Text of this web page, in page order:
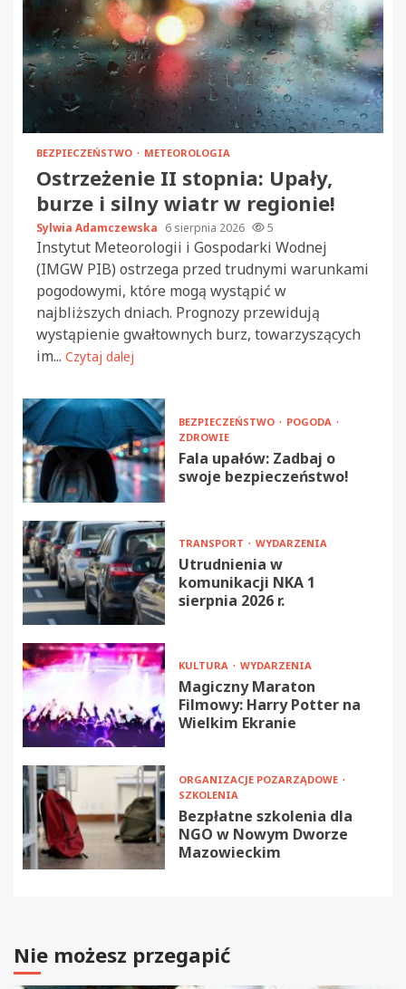
BEZPIECZEŃSTWO METEOROLOGIA
Ostrzeżenie II stopnia: Upały,
burze i silny wiatr w regionie!
Sylwia Adamczewska 6 sierpnia 2026 5
Instytut Meteorologii i Gospodarki Wodnej
(IMGW PIB) ostrzega przed trudnymi warunkami
pogodowymi, które mogą wystąpić w
najbliższych dniach. Prognozy przewidują
wystąpienie gwałtownych burz, towarzyszących
im... Czytaj dalej
BEZPIECZEŃSTWO
POGODA
ZDROWIE
Fala upałów: Zadbaj o
swoje bezpieczeństwo!
TRANSPORT WYDARZENIA
Utrudnienia w
komunikacji NKA 1
sierpnia 2026 r.
KULTURA WYDARZENIA
Magiczny Maraton
Filmowy: Harry Potter na
Wielkim Ekranie
ORGANIZACJE POZARZĄDOWE
SZKOLENIA
Bezpłatne szkolenia dla
NGO w Nowym Dworze
Mazowieckim
Nie możesz przegapić